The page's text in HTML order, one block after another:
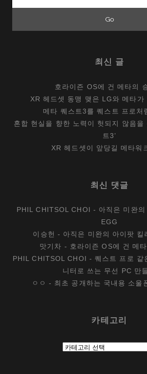
최신 글
호라이즌 OS에 건 메타의
XR 헤드셋 동맹 맺은 LG와 메타가
메타 퀘스트3를 퀘스트 프로처
혼합 현실을 향한 노력이 헛되지 않음을
트3’
XR 헤드셋이 앞당길 메타워
최신 댓글
PHIL CHITSOL CHOI - 아직은 미완
EGG
이승헌 - 아직은 미완의 아이팟
맛기차 - 호라이즌 OS에 건 메
PHIL CHITSOL CHOI -퀘스트 프로 같
니터로 쓰는 무선 PC 만
ㅇㅇ - 최초 공개하는 국내용 소울
카테고리
테